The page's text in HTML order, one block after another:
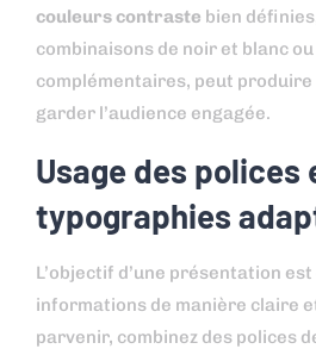
couleurs contraste bien
combinaisons de noir et blanc
complémentaires, peut
garder l’audience engagée.
Usage des polices
typographies
L’objectif d’une présentation
informations de manière claire
parvenir, combinez des polices